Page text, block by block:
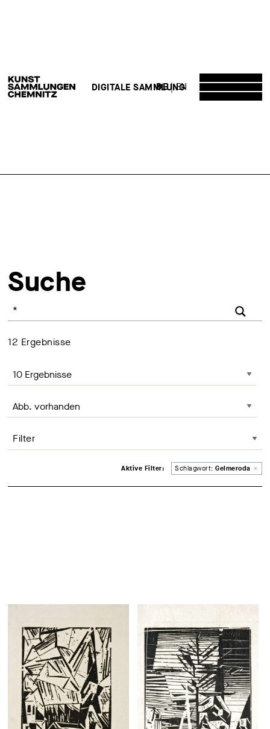
DE EN
DIGITALE SAMMLUNG
Suche
Ihr Suchbegriff
12 Ergebnisse
Anzahl der Ergebnisse, Änderung lädt die Seite neu
Seite sortieren, Änderung lädt die Seite neu
Filter
Aktive Filter: Entferne Filter
Schlagwort: Gelmeroda ×